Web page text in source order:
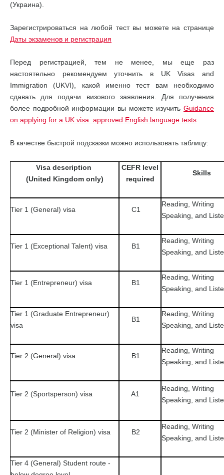
(Украина).
Зарегистрироваться на любой тест вы можете на странице
Даты экзаменов и регистрация
Перед регистрацией, тем не менее, мы еще раз
настоятельно рекомендуем уточнить в UK Visas and
Immigration (UKVI), какой именно тест вам необходимо
сдавать для подачи визового заявления. Для получения
более подробной информации вы можете изучить Guidance
on applying for a UK visa: approved English language tests
В качестве быстрой подсказки можно использовать таблицу:
Visa description
(United Kingdom only)
CEFR level
required
Skills
Tier 1 (General) visa C1
Reading, Writing
Speaking, and
Tier 1 (Exceptional Talent) visa B1
Reading, Writing
Speaking, and
Tier 1 (Entrepreneur) visa B1
Reading, Writing
Speaking, and
Tier 1 (Graduate Entrepreneur)
visa
B1
Reading, Writing
Speaking, and
Tier 2 (General) visa B1
Reading, Writing
Speaking, and
Tier 2 (Sportsperson) visa A1
Reading, Writing
Speaking, and
Tier 2 (Minister of Religion) visa B2
Reading, Writing
Speaking, and
Tier 4 (General) Student route -